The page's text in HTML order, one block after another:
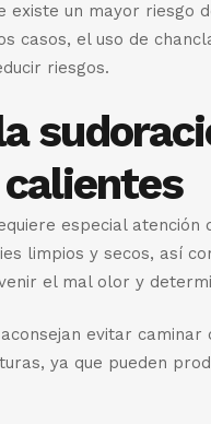
existe un mayor riesgo
casos, el uso de
riesgos.
especial
limpios y secos, así
el mal olor y
evitar
ya que pueden